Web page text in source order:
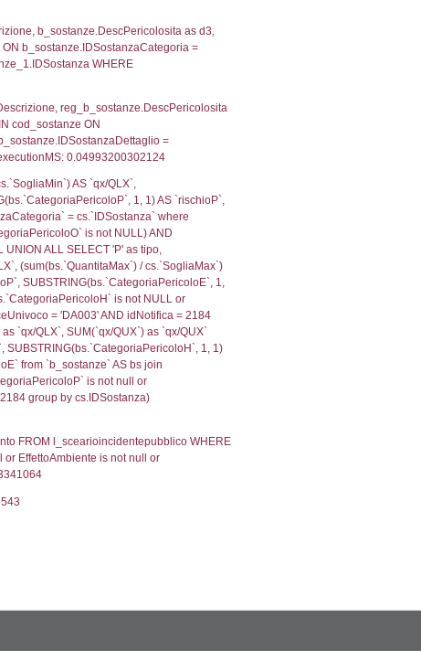
=
FROM f_territori_limitrofi INNER JOIN
AND
executionMS:
FROM f_territori_limitrofi INNER JOIN
AND
executionMS:
reg_f_territori_limitrofi.Denominazione,
FROM reg_f_territori_limitrofi INNER JOIN
AND
AND
FROM f_territori_limitrofi INNER JOIN
FROM reg_f_territori_limitrofi INNER JOIN
AND